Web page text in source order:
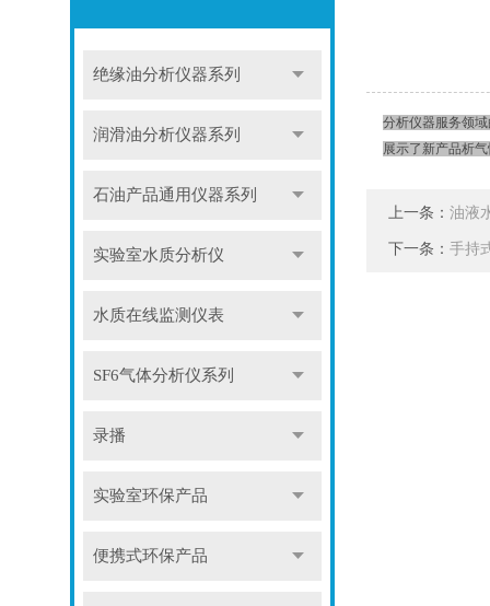
绝缘油分析仪器系列
润滑油分析仪器系列
石油产品通用仪器系列
实验室水质分析仪
水质在线监测仪表
SF6气体分析仪系列
录播
实验室环保产品
便携式环保产品
分析仪器服务领
展示了新产品析
上一条： 油液
下一条： 手持